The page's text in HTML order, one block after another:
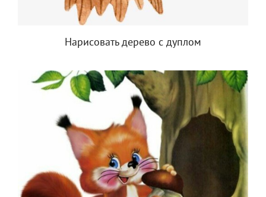
Нарисовать дерево с дуплом